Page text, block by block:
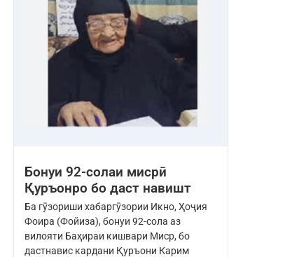
Бонуи 92-солаи мисрӣ
Қуръонро бо даст навишт
Ба гӯзориши хабаргӯзории Икно, Ҳоҷия
Фоира (Фойиза), бонуи 92-сола аз
вилояти Баҳираи кишвари Миср, бо
дастнавис кардани Қуръони Карим